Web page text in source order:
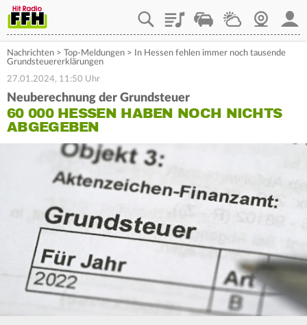
PlaylistStaupilotWetterWebcam
Nachrichten > Top-Meldungen >
In Hessen fehlen immer noch tausende
Grundsteuererklärungen
27.01.2024, 11:50 Uhr
Neuberechnung der Grundsteuer
60 000 HESSEN HABEN NOCH NICHTS
ABGEGEBEN